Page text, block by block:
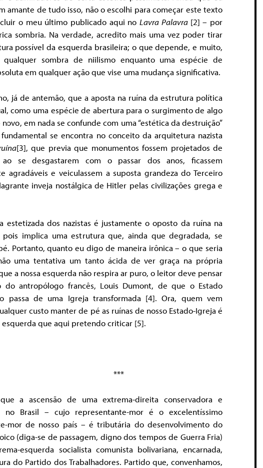
amante de tudo isso, não o escolhi para começar este texto
o meu último publicado aqui noLavra Palavra [2] – por
sombria. Na verdade, acredito mais uma vez poder tirar
possível da esquerda brasileira; o que depende, e muito,
sombra de niilismo enquanto uma espécie de
em qualquer ação que vise uma mudança significativa.
já de antemão, que a aposta na ruína da estrutura política
como uma espécie de abertura para o surgimento de algo
em nada se confunde com uma “estética da destruição”
se encontra no conceito da arquitetura nazista
[3], que previa que monumentos fossem projetados de
se desgastarem com o passar dos anos, ficassem
agradáveis e veiculassem a suposta grandeza do Terceiro
inveja nostálgica de Hitler pelas civilizações grega e
estetizada dos nazistas é justamente o oposto da ruína na
pois implica uma estrutura que, ainda que degradada, se
Portanto, quanto eu digo de maneira irônica – o que seria
uma tentativa um tanto ácida de ver graça na própria
a nossa esquerda não respira ar puro, o leitor deve pensar
do antropólogo francês, Louis Dumont, de que o Estado
passa de uma Igreja transformada [4]. Ora, quem vem
custo manter de pé as ruínas de nosso Estado-Igreja é
esquerda que aqui pretendo criticar [5].
***
a ascensão de uma extrema-direita conservadora e
no Brasil – cujo representante-mor é o excelentíssimo
mor de nosso país – é tributária do desenvolvimento do
(diga-se de passagem, digno dos tempos de Guerra Fria)
esquerda socialista comunista bolivariana, encarnada,
do Partido dos Trabalhadores. Partido que, convenhamos,